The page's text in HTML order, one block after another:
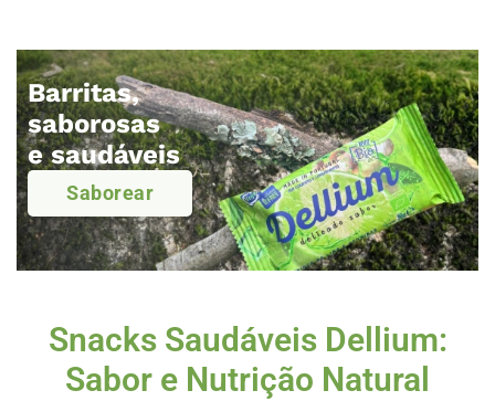
Barritas,
saborosas
e saudáveis
Saborear
Snacks Saudáveis Dellium:
Sabor e Nutrição Natural